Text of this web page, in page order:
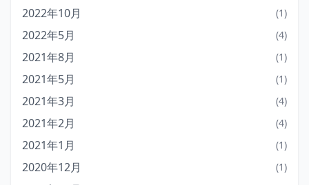
2022年10月 (1)
2022年5月 (4)
2021年8月 (1)
2021年5月 (1)
2021年3月 (4)
2021年2月 (4)
2021年1月 (1)
2020年12月 (1)